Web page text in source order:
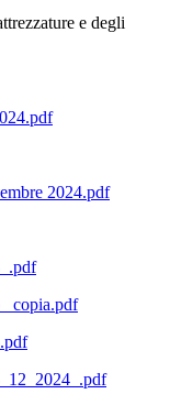
e degli
2024.pdf
copia.pdf